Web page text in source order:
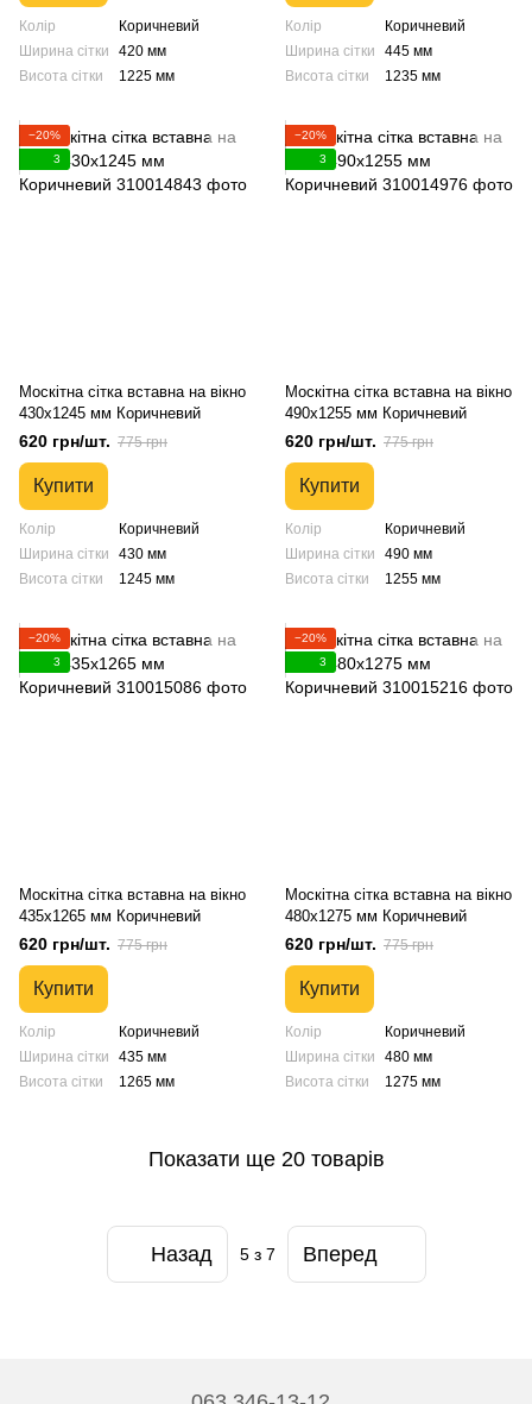
Колір
Коричневий
Ширина сітки
420 мм
Висота сітки
1225 мм
Колір
Коричневий
Ширина сітки
445 мм
Висота сітки
1235 мм
−20%
3
Москітна сітка вставна на вікно
430х1245 мм Коричневий
620 грн/шт. 775 грн
Купити
Колір
Коричневий
Ширина сітки
430 мм
Висота сітки
1245 мм
−20%
3
Москітна сітка вставна на вікно
490х1255 мм Коричневий
620 грн/шт. 775 грн
Купити
Колір
Коричневий
Ширина сітки
490 мм
Висота сітки
1255 мм
−20%
3
Москітна сітка вставна на вікно
435х1265 мм Коричневий
620 грн/шт. 775 грн
Купити
Колір
Коричневий
Ширина сітки
435 мм
Висота сітки
1265 мм
−20%
3
Москітна сітка вставна на вікно
480х1275 мм Коричневий
620 грн/шт. 775 грн
Купити
Колір
Коричневий
Ширина сітки
480 мм
Висота сітки
1275 мм
Показати ще 20 товарів
Назад 5з 7 Вперед